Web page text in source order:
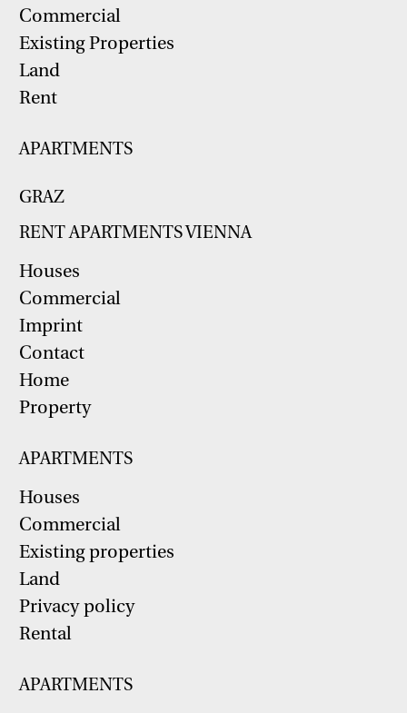
Commercial
Existing Properties
Land
Rent
APARTMENTS
GRAZ
RENT APARTMENTS VIENNA
Houses
Commercial
Imprint
Contact
Home
Property
APARTMENTS
Houses
Commercial
Existing properties
Land
Privacy policy
Rental
APARTMENTS